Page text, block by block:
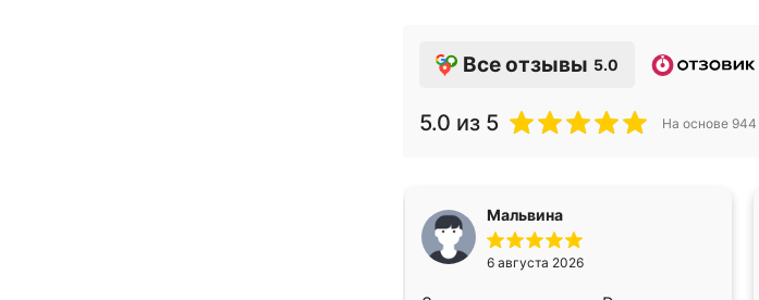
Все отзывы 5.0
5.0 из 5 На основе 944
Мальвина
6 августа 2026